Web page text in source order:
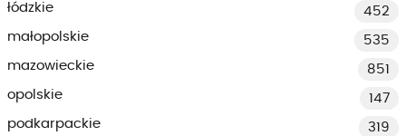
łódzkie
452
małopolskie
535
mazowieckie
851
opolskie
147
podkarpackie
319